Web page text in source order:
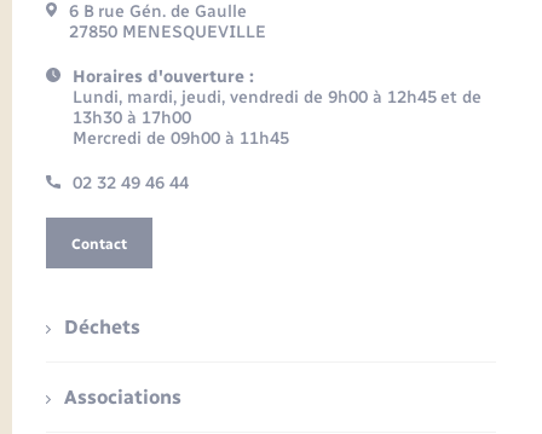
6 B rue Gén. de Gaulle
27850 MENESQUEVILLE
Horaires d'ouverture :
Lundi, mardi, jeudi, vendredi de 9h00 à 12h45 et de
13h30 à 17h00
Mercredi de 09h00 à 11h45
02 32 49 46 44
Contact
Déchets
Associations